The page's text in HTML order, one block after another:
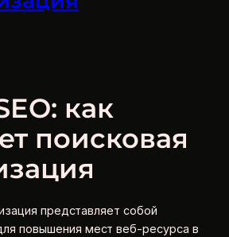
как
поисковая
представляет собой
повышения мест веб-ресурса в